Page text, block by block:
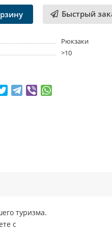
Быстрый
Рюкзаки
>10
туризма.
с